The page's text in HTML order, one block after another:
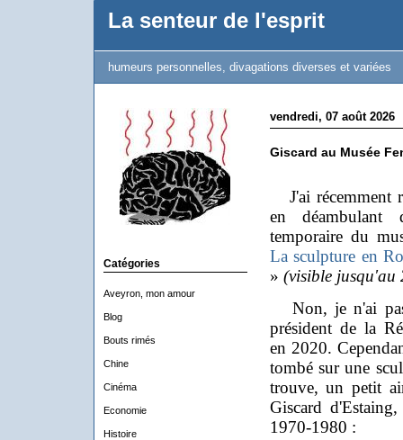
La senteur de l'esprit
humeurs personnelles, divagations diverses et variées
Catégories
Aveyron, mon amour
Blog
Bouts rimés
Chine
Cinéma
Economie
Histoire
vendredi, 07 août 2026
Giscard au Musée
J'ai récemment
en déambulant
temporaire du
La sculpture en
» (visible jusqu'au
Non, je n'ai pas
président de la
en 2020.
tombé sur une
trouve, un petit
Giscard
1970-1980 :